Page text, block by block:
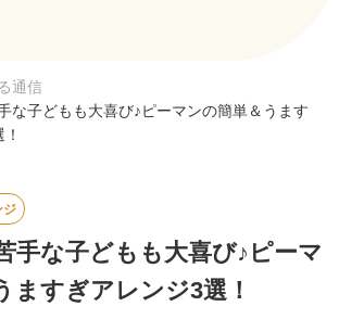
通信
な子どもも大喜び♪ピーマンの簡単＆うます
ジ
手な子どもも大喜び♪ピーマ
ますぎアレンジ3選！